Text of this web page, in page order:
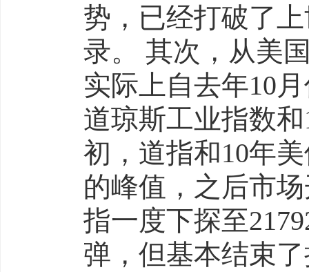
势，已经打破了
录。 其次，从美
实际上自去年10
道琼斯工业指数
初，道指和10年
的峰值，之后市
指一度下探至
弹，但基本结束